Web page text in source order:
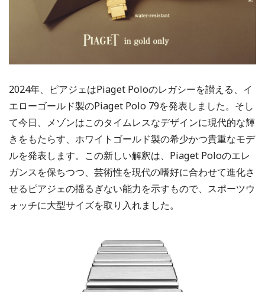
2024年、ピアジェはPiaget Poloのレガシーを讃える、イ
エローゴールド製のPiaget Polo 79を発表しました。そし
て今日、メゾンはこのタイムレスなデザインに現代的な輝
きをもたらす、ホワイトゴールド製の希少かつ貴重なモデ
ルを発表します。この新しい解釈は、Piaget Poloのエレ
ガンスを保ちつつ、芸術性を現代の嗜好に合わせて進化さ
せるピアジェの揺るぎない能力を示すもので、スポーツウ
ォッチに大型サイズを取り入れました。